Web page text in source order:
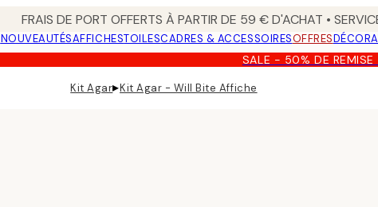
FRAIS DE PORT OFFERTS À PARTIR DE 59 € D'ACHAT •
NOUVEAUTÉSAFFICHESTOILESCADRES & ACCESSOIRESOFFRES
SALE - 50% DE REMISE
Kit Agar▸Kit Agar - Will Bite Affiche